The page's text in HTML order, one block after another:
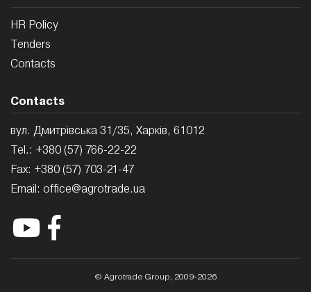
HR Policy
Tenders
Contacts
Contacts
вул. Дмитрівська 31/35, Харків, 61012
Tel.: +380 (57) 766-22-22
Fax: +380 (57) 703-21-47
Email: office@agrotrade.ua
© Agrotrade Group, 2009-2026